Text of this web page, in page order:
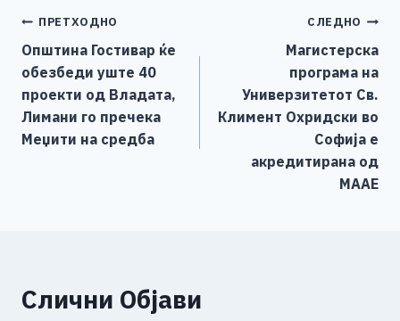
b
o
o
k
n
g
er
Li
n
k
Навигација
на
напис
ПРЕТХОДНО
Општина Гостивар ќе
обезбеди уште 40
проекти од Владата,
Лимани го пречека
Меџити на средба
СЛЕДНО
Магистерска
програма на
Универзитетот Св.
Климент Охридски во
Софија е
акредитирана од
МААЕ
Слични Објави